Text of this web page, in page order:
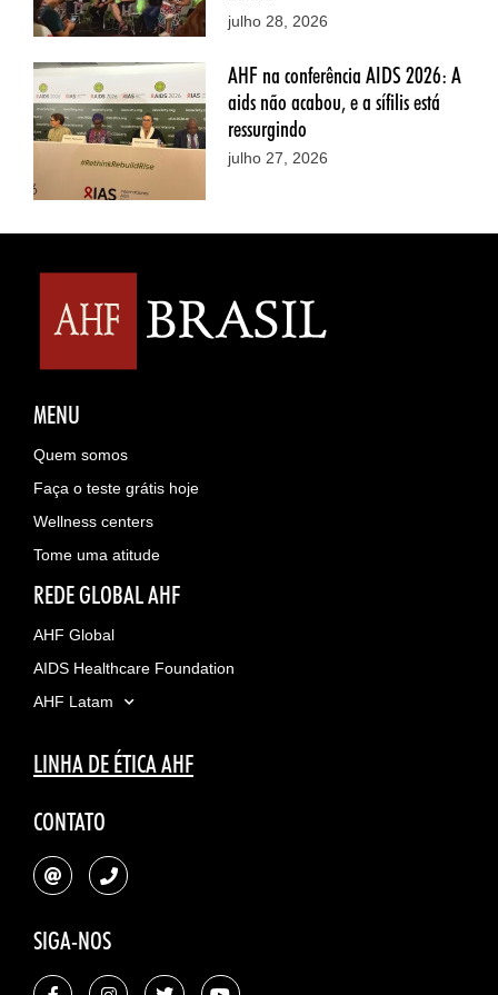
julho 28, 2026
AHF na conferência AIDS 2026: A
aids não acabou, e a sífilis está
ressurgindo
julho 27, 2026
MENU
Quem somos
Faça o teste grátis hoje
Wellness centers
Tome uma atitude
REDE GLOBAL AHF
AHF Global
AIDS Healthcare Foundation
AHF Latam
LINHA DE ÉTICA AHF
CONTATO
SIGA-NOS